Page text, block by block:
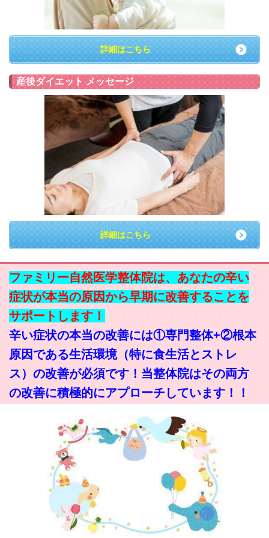
詳細はこちら
産後ダイエット メッセージ
詳細はこちら
ファミリー自然医学整体院は、あなたの辛い
症状が本当の原因から早期に改善することを
サポートします！
辛い症状の本当の改善には①専門整体+②根本
原因である生活環境（特に食生活とストレ
ス）の改善が必須です！当整体院はその両方
の改善に積極的にアプローチしています！！